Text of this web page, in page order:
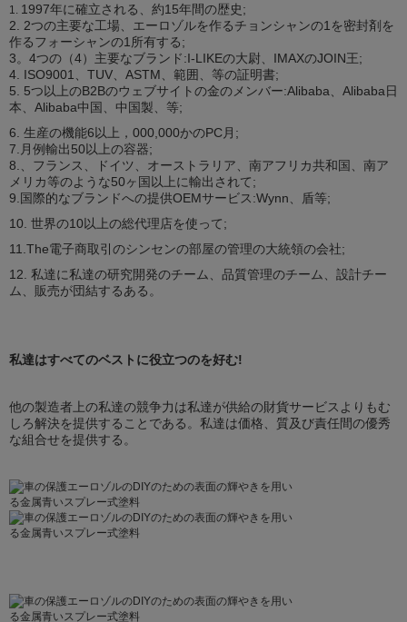
1. 1997年に確立される、約15年間の歴史;
2. 2つの主要な工場、エーロゾルを作るチョンシャンの1を密封剤を
作るフォーシャンの1所有する;
3。4つの（4）主要なブランド:I-LIKEの大尉、IMAXのJOIN王;
4. ISO9001、TUV、ASTM、範囲、等の証明書;
5. 5つ以上のB2Bのウェブサイトの金のメンバー:Alibaba、Alibaba日
本、Alibaba中国、中国製、等;
6. 生産の機能6以上，000,000かのPC月;
7.月例輸出50以上の容器;
8.、フランス、ドイツ、オーストラリア、南アフリカ共和国、南ア
メリカ等のような50ヶ国以上に輸出されて;
9.国際的なブランドへの提供OEMサービス:Wynn、盾等;
10. 世界の10以上の総代理店を使って;
11.The電子商取引のシンセンの部屋の管理の大統領の会社;
12. 私達に私達の研究開発のチーム、品質管理のチーム、設計チー
ム、販売が団結するある。
私達はすべてのベストに役立つのを好む!
他の製造者上の私達の競争力は私達が供給の財貨サービスよりもむ
しろ解決を提供することである。私達は価格、質及び責任間の優秀
な組合せを提供する。